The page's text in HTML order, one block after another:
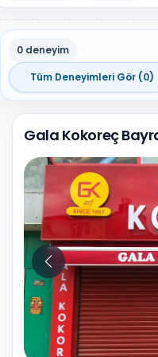
0 deneyim
Tüm Deneyimleri Gör (0)
Gala Kokoreç